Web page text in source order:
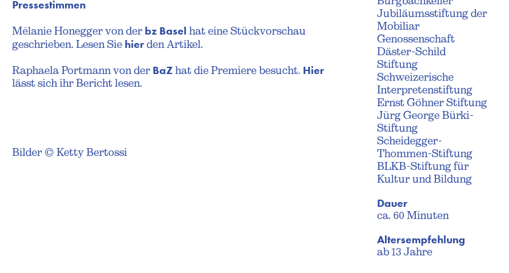
Pressestimmen
Mélanie Honegger von der bz Basel hat eine Stückvorschau
geschrieben. Lesen Sie hier den Artikel.
Raphaela Portmann von der BaZ hat die Premiere besucht. Hier
lässt sich ihr Bericht lesen.
Bilder © Ketty Bertossi
Jubiläumsstiftung der
Mobiliar
Genossenschaft
Däster-Schild
Stiftung
Schweizerische
Interpretenstiftung
Ernst Göhner Stiftung
Jürg George Bürki-
Stiftung
Scheidegger-
Thommen-Stiftung
BLKB-Stiftung für
Kultur und Bildung
Dauer
ca. 60 Minuten
Altersempfehlung
ab 13 Jahre